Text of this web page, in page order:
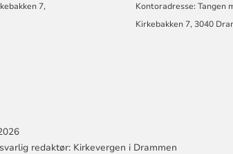
DRAMMEN
7,
Kontoradresse: Tangen
Kirkebakken 7, 3040
redaktør: Kirkevergen i Drammen